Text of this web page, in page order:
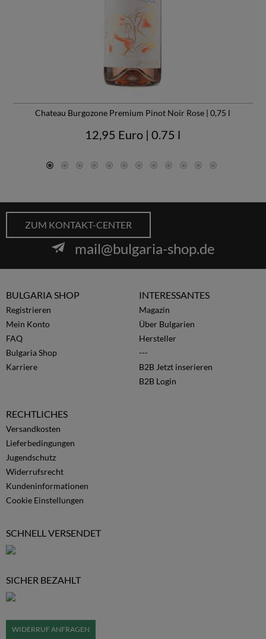
Chateau Burgozone Premium Pinot Noir Rose | 0,75 l
12,95 Euro | 0.75 l
ZUM KONTAKT-CENTER
mail@bulgaria-shop.de
BULGARIA SHOP
Registrieren
Mein Konto
FAQ
Bulgaria Shop
Karriere
INTERESSANTES
Magazin
Über Bulgarien
Hersteller
---
B2B Jetzt inserieren
B2B Login
RECHTLICHES
Versandkosten
Lieferbedingungen
Jugendschutz
Widerrufsrecht
Kundeninformationen
Cookie Einstellungen
SCHNELL VERSENDET
SICHER BEZAHLT
WIDERRUF ANFRAGEN